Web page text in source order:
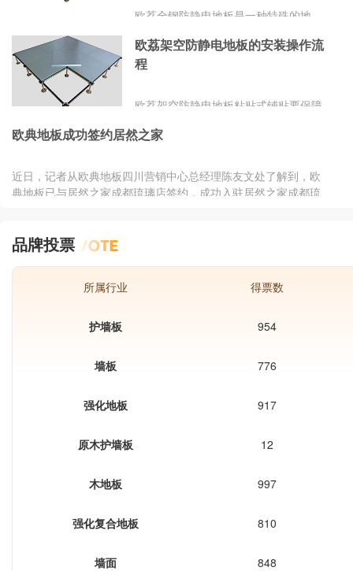
欧荔全钢防静电地板是一种特殊的地
层以及一层表面涂层或贴面。这层涂层
或贴面具有导静电性能，能够将地板上
静电积累。
欧荔架空防静电地板的安装操作流
程
欧荔架空防静电地板粘贴式铺贴要保障
基层须要清理整洁。基层不光滑使用水
欧典地板成功签约居然之家
近日，记者从欧典地板四川营销中心总经理陈友文处了解到，欧
典地板已与居然之家成都琉璃店签约，成功入驻居然之家成都琉
品牌投票
所属行业 得票数
护墙板 954
墙板 776
强化地板 917
原木护墙板 12
木地板 997
强化复合地板 810
墙面 848